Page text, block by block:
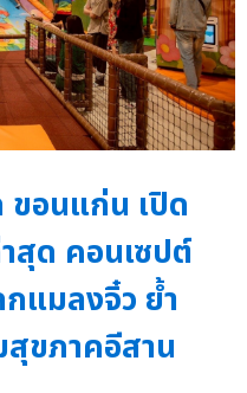
ขอนแก่น เปิด
สุด คอนเซปต์
แมลงจิ๋ว ย้ำ
ขภาคอีสาน